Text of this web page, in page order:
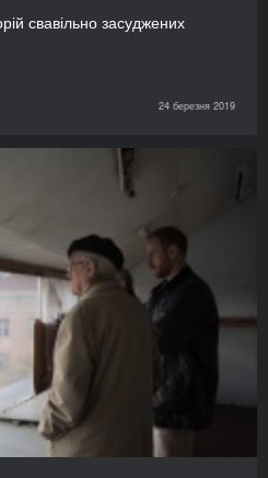
свавільно засуджених
24 березня 2019